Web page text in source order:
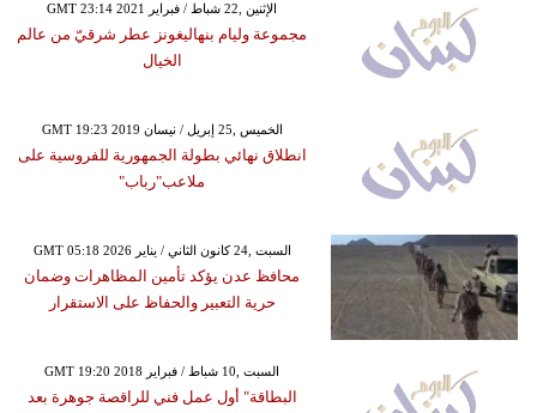
GMT 23:14 2021 الإثنين ,22 شباط / فبراير
مجموعة وليام بنهاليغونز عطر شرقيّ من عالم
الخيال
GMT 19:23 2019 الخميس ,25 إبريل / نيسان
انطلاق نهائي بطولة الجمهورية للفروسية على
ملاعب"رباب"
GMT 05:18 2026 السبت ,24 كانون الثاني / يناير
محافظ عدن يؤكد تأمين المظاهرات وضمان
حرية التعبير والحفاظ على الاستقرار
GMT 19:20 2018 السبت ,10 شباط / فبراير
البطاقة" أول عمل فني للراقصة جوهرة بعد